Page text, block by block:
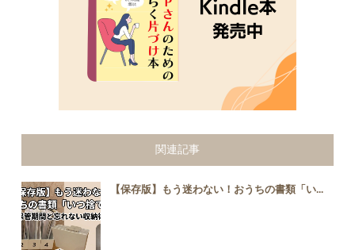
関連記事
【保存版】もう迷わない！おうちの書類「い...